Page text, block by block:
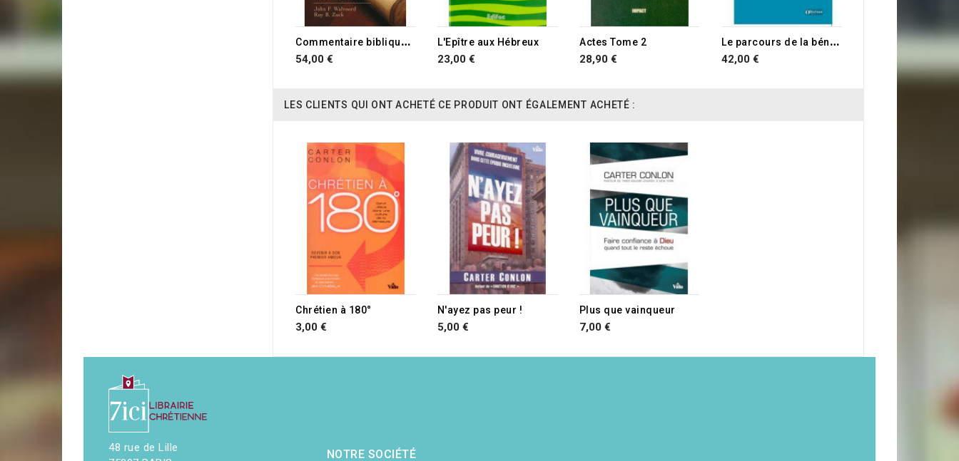
C
ommentaire biblique du chercheur
54,00 €
RUPTURE DE STOCK
L'Epître aux Hébreux
23,00 €
Actes Tome 2
28,90 €
L
e parcours de la bénédiction
42,00 €
LES CLIENTS QUI ONT ACHETÉ CE PRODUIT ONT ÉGALEMENT ACHETÉ :
Chrétien à 180°
3,00 €
N'ayez pas peur !
5,00 €
Plus que vainqueur
7,00 €
48 rue de Lille
NOTRE SOCIÉTÉ